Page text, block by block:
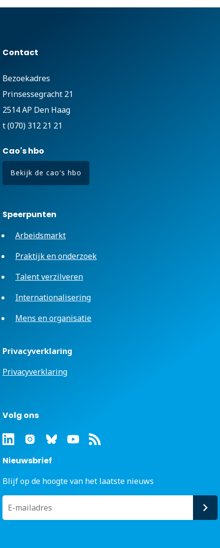
Contact
Bezoekadres
Prinsessegracht 21
2514 AP Den Haag
t (070) 312 21 21
Cao's hbo
Bekijk de cao's hbo
Speerpunten
Arbeidsmarkt
Praktijk en onderzoek
Talent verzilveren
Internationalisering
Mens en organisatie
Privacyverklaring
Privacyverklaring
Volg ons
Nieuwsbrief
Blijf op de hoogte van het laatste nieuws